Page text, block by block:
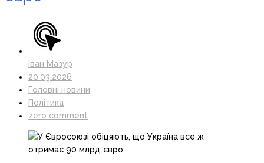
Іван Мазур
20.03.2026
Головні новини
Політика
zero comment